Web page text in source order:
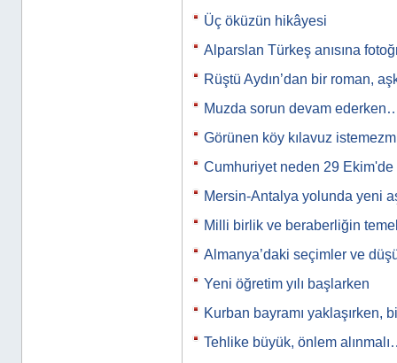
Üç öküzün hikâyesi
Alparslan Türkeş anısına
Rüştü Aydın’dan bir roman,
Muzda sorun devam
Görünen köy kılavuz
Cumhuriyet neden 29
Mersin-Antalya yolunda yeni
Milli birlik ve beraberliğin
Almanya’daki seçimler ve
Yeni öğretim yılı başlarken
Kurban bayramı yaklaşırken,
Tehlike büyük, önlem